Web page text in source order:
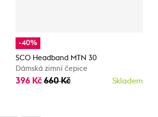
-40%
SCO Headband MTN 30
Dámská zimní čepice
396 Kč 660 Kč Skladem